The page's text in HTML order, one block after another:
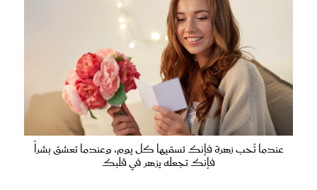
عندما تُحب زهرة فإنك تسقيها كل يوم، وعندما تعشق بشراً
فإنك تجعله يزهر في قلبك